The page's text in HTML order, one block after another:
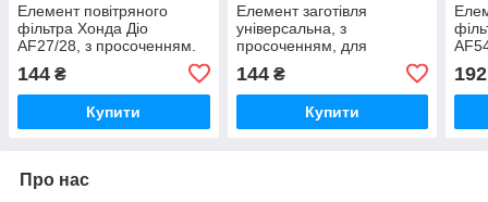
Елемент повітряного
фільтра Хонда Діо
AF27/28, з просоченням.
144 ₴
Купити
Елемент заготівля
універсальна, з
просоченням, для
повітряних фільтрів розмір
250х300.
144₴
Купити
192
Про нас